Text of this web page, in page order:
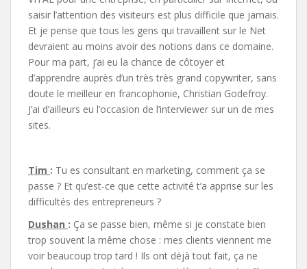
saisir l’attention des visiteurs est plus difficile que jamais.
Et je pense que tous les gens qui travaillent sur le Net
devraient au moins avoir des notions dans ce domaine.
Pour ma part, j’ai eu la chance de côtoyer et
d’apprendre auprès d’un très très grand copywriter, sans
doute le meilleur en francophonie, Christian Godefroy.
J’ai d’ailleurs eu l’occasion de l’interviewer sur un de mes
sites.
Tim : Tu es consultant en marketing, comment ça se
passe ? Et qu’est-ce que cette activité t’a apprise sur les
difficultés des entrepreneurs ?
Dushan : Ça se passe bien, même si je constate bien
trop souvent la même chose : mes clients viennent me
voir beaucoup trop tard ! Ils ont déjà tout fait, ça ne